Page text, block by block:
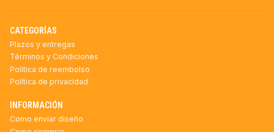
CATEGORÍAS
Plazos y entregas
Términos y Condiciones
Politica de reembolso
Política de privacidad
INFORMACIÓN
Como enviar diseño